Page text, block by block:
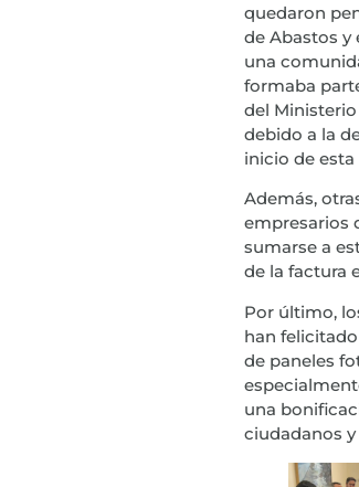
quedaron
de Abastos y
una
formaba
del
debido a la
inicio de
Además,
empresarios
sumarse a
de la factura
Por último,
han
de paneles
una
ciudadanos